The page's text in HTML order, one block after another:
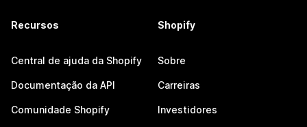
Recursos
Central de ajuda da Shopify
Documentação da API
Comunidade Shopify
Shopify
Sobre
Carreiras
Investidores